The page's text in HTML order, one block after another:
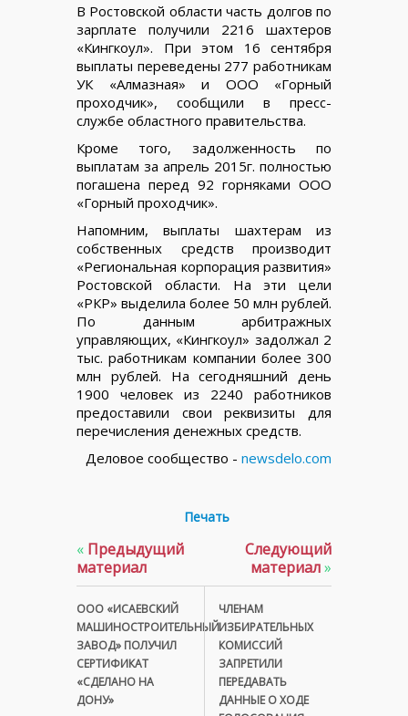
В Ростовской области часть долгов по
зарплате получили 2216 шахтеров
«Кингкоул». При этом 16 сентября
выплаты переведены 277 работникам
УК «Алмазная» и ООО «Горный
проходчик», сообщили в пресс-
службе областного правительства.
Кроме того, задолженность по
выплатам за апрель 2015г. полностью
погашена перед 92 горняками ООО
«Горный проходчик».
Напомним, выплаты шахтерам из
собственных средств производит
«Региональная корпорация развития»
Ростовской области. На эти цели
«РКР» выделила более 50 млн рублей.
По данным арбитражных
управляющих, «Кингкоул» задолжал 2
тыс. работникам компании более 300
млн рублей. На сегодняшний день
1900 человек из 2240 работников
предоставили свои реквизиты для
перечисления денежных средств.
Деловое сообщество - newsdelo.com
Печать
« Предыдущий
материал
ООО «ИСАЕВСКИЙ
МАШИНОСТРОИТЕЛЬНЫЙ
ЗАВОД» ПОЛУЧИЛ
СЕРТИФИКАТ
«СДЕЛАНО НА
ДОНУ»
Следующий
материал»
ЧЛЕНАМ
ИЗБИРАТЕЛЬНЫХ
КОМИССИЙ
ЗАПРЕТИЛИ
ПЕРЕДАВАТЬ
ДАННЫЕ О ХОДЕ